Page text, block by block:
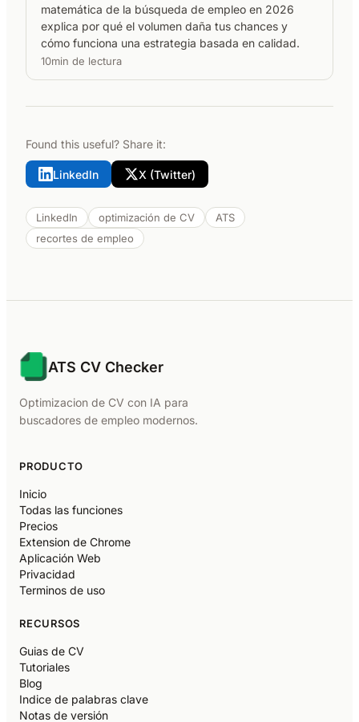
matemática de la búsqueda de empleo en 2026
explica por qué el volumen daña tus chances y
cómo funciona una estrategia basada en calidad.
10min de lectura
Found this useful? Share it:
LinkedIn X (Twitter)
LinkedIn optimización de CV
ATS
recortes de empleo
ATS CV Checker
Optimizacion de CV con IA para
buscadores de empleo modernos.
PRODUCTO
Inicio
Todas las funciones
Precios
Extension de Chrome
Aplicación Web
Privacidad
Terminos de uso
RECURSOS
Guias de CV
Tutoriales
Blog
Indice de palabras clave
Notas de versión